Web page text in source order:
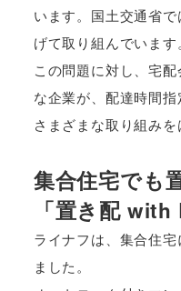
います。国土交通省
げて取り組んでいます
この問題に対し、宅
な企業が、配達時間
さまざまな取り組みを
集合住宅でも
「置き配 with
ライナフは、集合住
ました。